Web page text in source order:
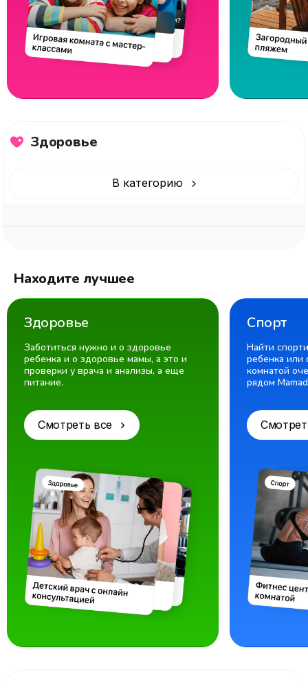
Здоровье
В категорию
Находите лучшее
Здоровье
Заботиться нужно и о здоровье
ребенка и о здоровье мамы, а это и
проверки у врача и анализы, а еще
питание.
Смотреть все
Спорт
Найти
ребенка или
комнатой
рядом